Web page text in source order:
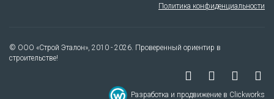
Политика конфиденциальности
© ООО «Строй Эталон», 2010 - 2026. Проверенный ориентир в
строительстве!
Разработка и продвижение в Clickworks